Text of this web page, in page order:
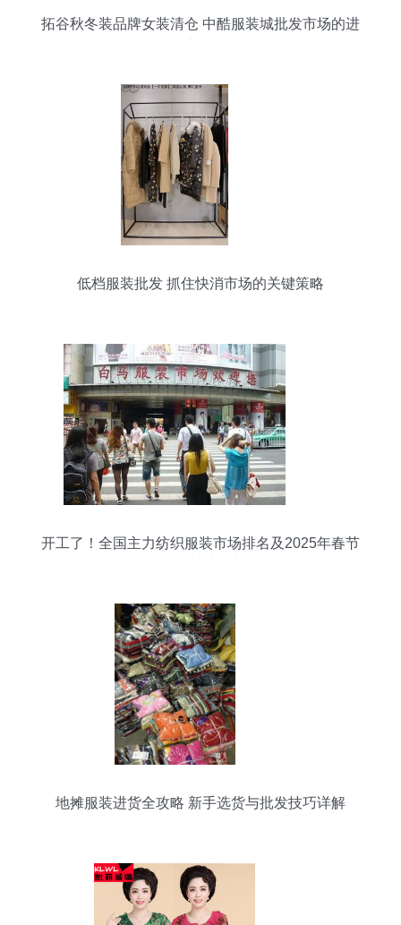
拓谷秋冬装品牌女装清仓 中酷服装城批发市场的进
低档服装批发 抓住快消市场的关键策略
开工了！全国主力纺织服装市场排名及2025年春节
地摊服装进货全攻略 新手选货与批发技巧详解